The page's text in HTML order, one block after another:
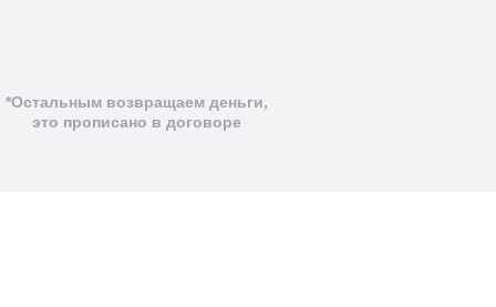
*Остальным возвращаем деньги,
это прописано в договоре